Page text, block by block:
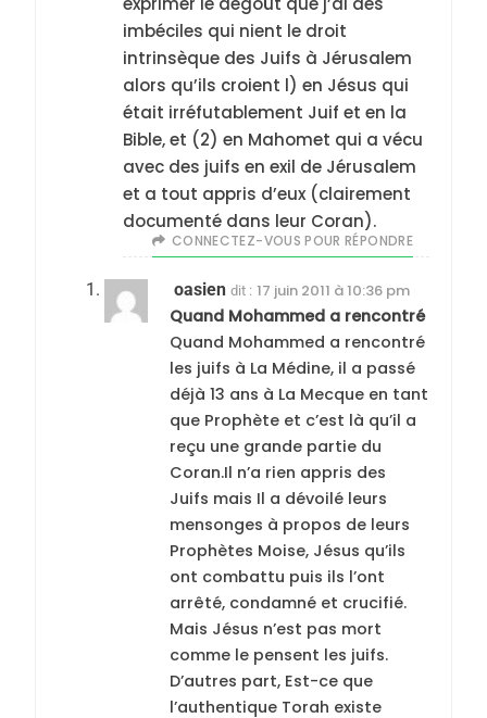
imbéciles qui nient le droit
intrinsèque des Juifs à Jérusalem
alors qu’ils croient l) en Jésus qui
était irréfutablement Juif et en la
Bible, et (2) en Mahomet qui a vécu
avec des juifs en exil de Jérusalem
et a tout appris d’eux (clairement
documenté dans leur Coran).
CONNECTEZ-VOUS POUR RÉPONDRE
oasien dit : 17 juin 2011 à 10:36 pm
Quand Mohammed a rencontré
Quand Mohammed a rencontré
les juifs à La Médine, il a passé
déjà 13 ans à La Mecque en tant
que Prophète et c’est là qu’il a
reçu une grande partie du
Coran.Il n’a rien appris des
Juifs mais Il a dévoilé leurs
mensonges à propos de leurs
Prophètes Moise, Jésus qu’ils
ont combattu puis ils l’ont
arrêté, condamné et crucifié.
Mais Jésus n’est pas mort
comme le pensent les juifs.
D’autres part, Est-ce que
l’authentique Torah existe